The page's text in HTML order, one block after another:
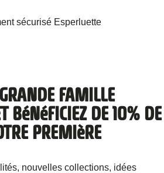
FAMILLE
BéNéFICIEZ DE 10% DE
PREMIèRE
nouvelles collections, idées